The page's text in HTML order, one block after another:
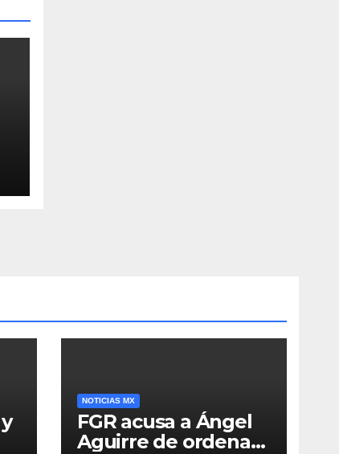
NOTICIAS MX
FGR acusa a Ángel
Aguirre de ordenar